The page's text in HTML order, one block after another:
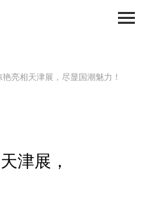
亮相天津展，尽显国潮魅力！
津展，